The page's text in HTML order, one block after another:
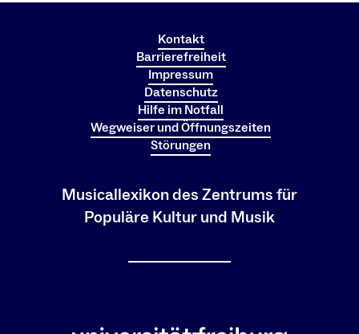
Kontakt
Barrierefreiheit
Impressum
Datenschutz
Hilfe im Notfall
Wegweiser und Öffnungszeiten
Störungen
Musicallexikon des Zentrums für
Populäre Kultur und Musik